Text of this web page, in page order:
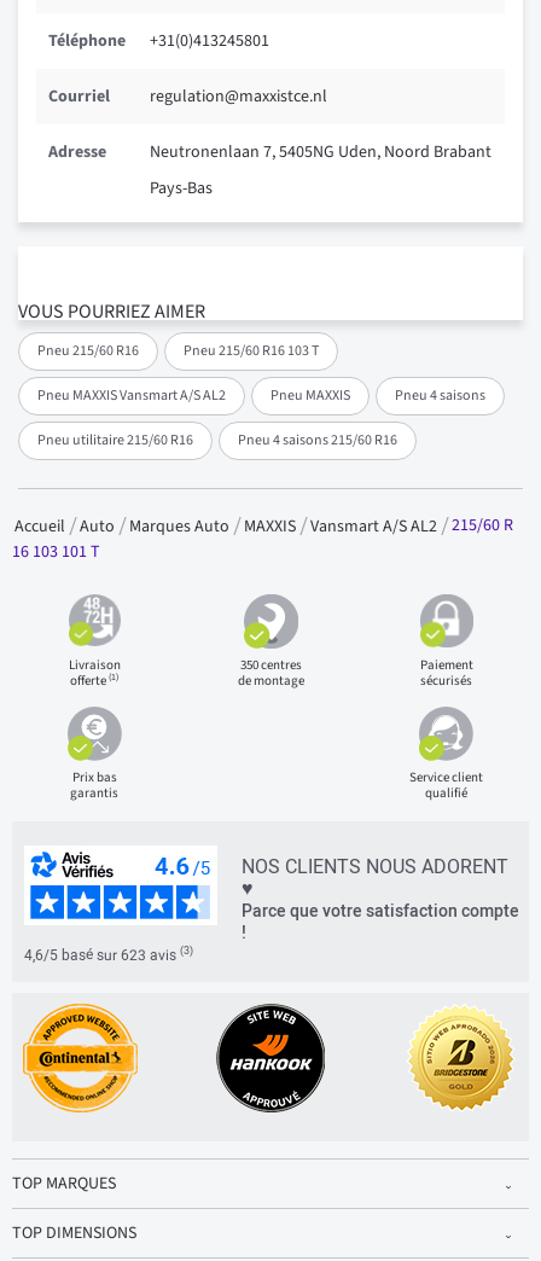
VOUS POURRIEZ AIMER
Pneu 215/60 R16 Pneu 215/60 R16 103 T
Pneu MAXXIS Vansmart A/S AL2 Pneu MAXXIS Pneu 4 saisons
Pneu utilitaire 215/60 R16 Pneu 4 saisons 215/60 R16
Téléphone +31(0)413245801
Courriel regulation@maxxistce.nl
Adresse
Neutronenlaan 7, 5405NG Uden, Noord Brabant
Pays-Bas
Accueil Auto Marques Auto MAXXIS Vansmart A/S AL2 215/60 R
16 103 101 T
Livraison
offerte(1)
350 centres
de montage
Paiement
sécurisés
Prix bas
garantis
Service client
qualifié
NOS CLIENTS NOUS ADORENT
♥
Parce que votre satisfaction compte
!
4,6/5 basé sur 623 avis (3)
TOP MARQUES
TOP DIMENSIONS